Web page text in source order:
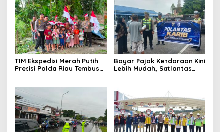
Dalam Rangka Acara Rutin
Grup Info Lalu Lintas
sekaligus Doa Syukuran
Menempati Rumah.
SEMANGAT KESELAMATAN,
NASIONALISME DAN GREEN
POLICING JELANG HUT KE-81
RI
TIM Ekspedisi Merah Putih
Presisi Polda Riau Tembus
Putih Hadirkan Kepedulian
Nyata untuk Negeri
Bayar Pajak Kendaraan Kini
Lebih Mudah, Satlantas
Program Pemutihan